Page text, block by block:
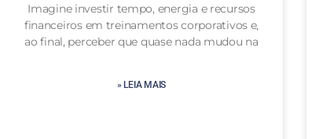
Imagine investir tempo, energia e recursos
financeiros em treinamentos corporativos e,
ao final, perceber que quase nada mudou na
» LEIA MAIS